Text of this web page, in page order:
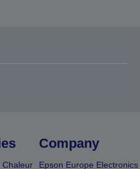
Chaleur
Company
Epson Europe Electronics